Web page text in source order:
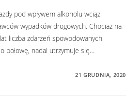
pod wpływem alkoholu wciąż
wypadków drogowych. Chociaż na
liczba zdarzeń spowodowanych
połowę, nadal utrzymuje się…
21 GRUDNIA, 2020